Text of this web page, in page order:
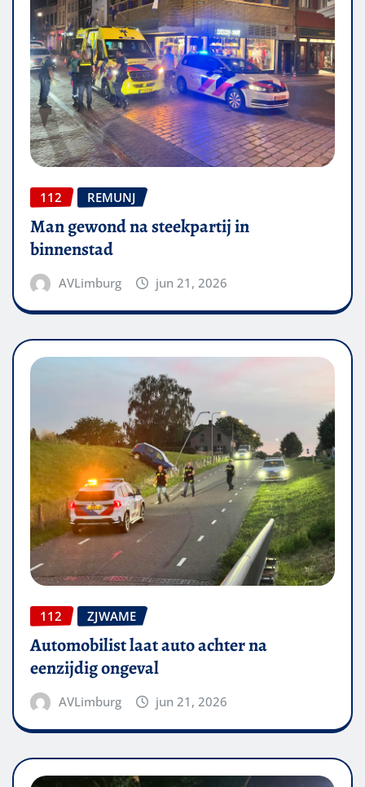
112 REMUNJ
Man gewond na steekpartij in
binnenstad
AVLimburg jun 21, 2026
112 ZJWAME
Automobilist laat auto achter na
eenzijdig ongeval
AVLimburg jun 21, 2026